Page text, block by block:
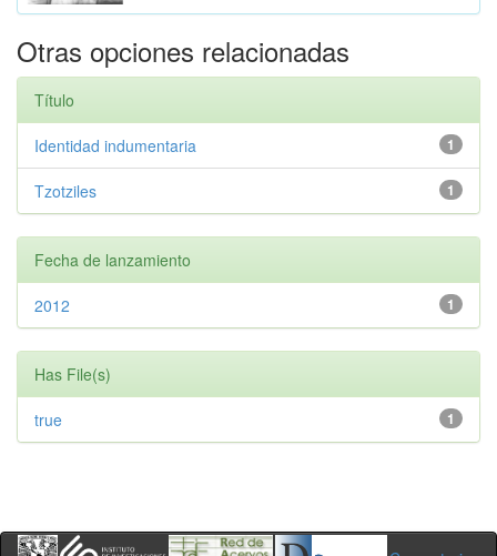
Otras opciones relacionadas
Título
1
Identidad indumentaria
1
Tzotziles
Fecha de lanzamiento
1
2012
Has File(s)
1
true